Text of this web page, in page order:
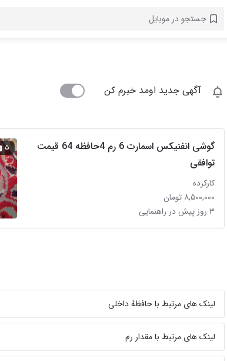
آگهی جدید اومد خبرم کن
گوشی انفنیکس اسمارت 6 رم 4حافظه 64 قیمت
توافقی
کارکرده
۸,۵۰۰,۰۰۰ تومان
۳ روز پیش در راهنمایی
۵
لینک های مرتبط با حافظهٔ داخلی
لینک های مرتبط با مقدار رم